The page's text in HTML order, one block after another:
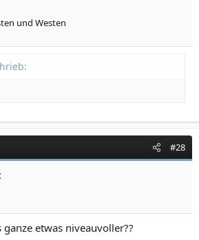
und Westen
#28
etwas niveauvoller??